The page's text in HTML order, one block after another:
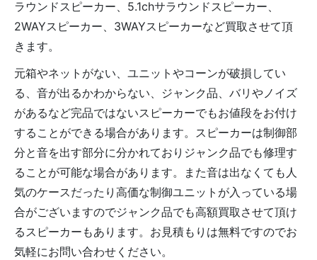
ラウンドスピーカー、5.1chサラウンドスピーカー、
2WAYスピーカー、3WAYスピーカーなど買取させて頂
きます。
元箱やネットがない、ユニットやコーンが破損してい
る、音が出るかわからない、ジャンク品、バリやノイズ
があるなど完品ではないスピーカーでもお値段をお付け
することができる場合があります。スピーカーは制御部
分と音を出す部分に分かれておりジャンク品でも修理す
ることが可能な場合があります。また音は出なくても人
気のケースだったり高価な制御ユニットが入っている場
合がございますのでジャンク品でも高額買取させて頂け
るスピーカーもあります。お見積もりは無料ですのでお
気軽にお問い合わせください。